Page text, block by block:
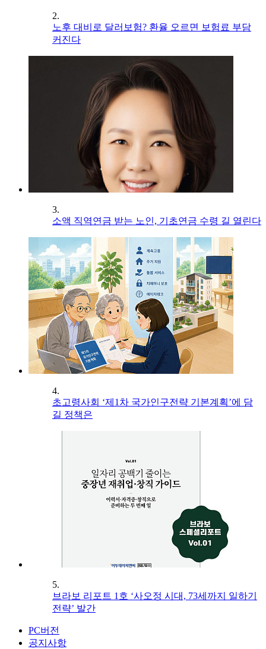
2.
노후 대비로 달러보험? 환율 오르면 보험료 부담
커진다
3.
소액 직역연금 받는 노인, 기초연금 수령 길 열린다
4.
초고령사회 ‘제1차 국가인구전략 기본계획’에 담
길 정책은
5.
브라보 리포트 1호 ‘사오정 시대, 73세까지 일하기
전략’ 발간
PC버전
공지사항